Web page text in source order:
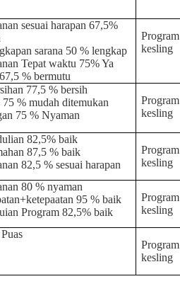
sesuai harapan 67,5%
sarana 50 % lengkap
Tepat waktu 75% Ya
% bermutu
Program
kesling
77,5 % bersih
75 % mudah ditemukan
75 % Nyaman
Program
kesling
82,5% baik
87,5 % baik
82,5 % sesuai harapan
Program
kesling
80 % nyaman
95 % baik
Program 82,5% baik
Program
kesling
Program
kesling